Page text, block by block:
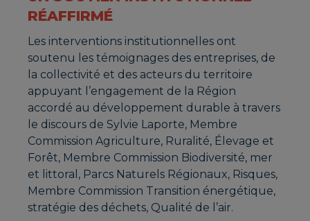
RÉAFFIRMÉ
Les interventions institutionnelles ont
soutenu les témoignages des entreprises, de
la collectivité et des acteurs du territoire
appuyant l’engagement de la Région
accordé au développement durable à travers
le discours de Sylvie Laporte, Membre
Commission Agriculture, Ruralité, Élevage et
Forêt, Membre Commission Biodiversité, mer
et littoral, Parcs Naturels Régionaux, Risques,
Membre Commission Transition énergétique,
stratégie des déchets, Qualité de l’air.